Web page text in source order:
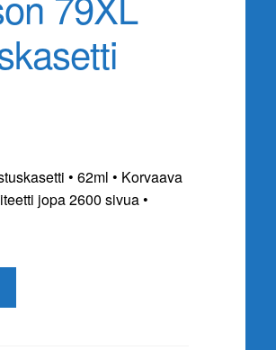
• 62ml • Korvaava
jopa 2600 sivua •